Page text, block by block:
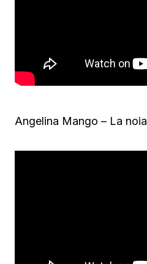
Angelina Mango – La noia